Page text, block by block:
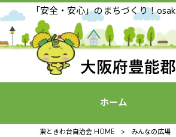
「安全・安心」のまちづくり！
ホーム
東ときわ台自治会 HOME > みんなの広場